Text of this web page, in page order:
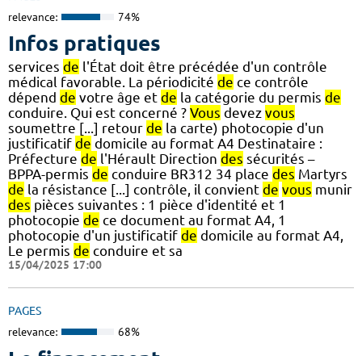
relevance: 74%
Infos pratiques
services de l'État doit être précédée d'un contrôle
médical favorable. La périodicité de ce contrôle
dépend de votre âge et de la catégorie du permis de
conduire. Qui est concerné ? Vous devez vous
soumettre [...] retour de la carte) photocopie d'un
justificatif de domicile au format A4 Destinataire :
Préfecture de l'Hérault Direction des sécurités –
BPPA-permis de conduire BR312 34 place des Martyrs
de la résistance [...] contrôle, il convient de vous munir
des pièces suivantes : 1 pièce d'identité et 1
photocopie de ce document au format A4, 1
photocopie d'un justificatif de domicile au format A4,
Le permis de conduire et sa
15/04/2025 17:00
PAGES
relevance: 68%